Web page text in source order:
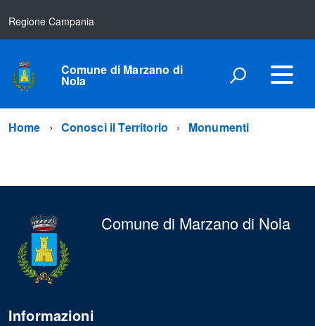
Regione Campania
Comune di Marzano di
Nola
Home Conosci il Territorio Monumenti
Comune di Marzano di Nola
Informazioni